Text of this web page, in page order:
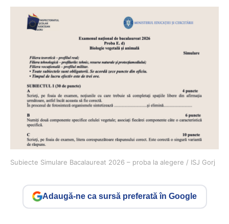
Subiecte Simulare Bacalaureat 2026 – proba la alegere / ISJ Gorj
Adaugă-ne ca sursă preferată în Google